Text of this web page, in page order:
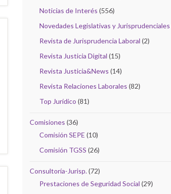
Noticias de Interés (556)
Novedades Legislativas y Jurisprudenciales
Revista de Jurisprudencia Laboral (2)
Revista Justicia Digital (15)
Revista Justicia&News (14)
Revista Relaciones Laborales (82)
Top Jurídico (81)
Comisiones (36)
Comisión SEPE (10)
Comisión TGSS (26)
Consultoría-Jurisp.(72)
Prestaciones de Seguridad Social (29)